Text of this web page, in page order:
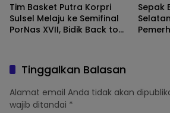
Tim Basket Putra Korpri
Sulsel Melaju ke Semifinal
PorNas XVII, Bidik Back to
Sepak
Tinggalkan Balasan
Alamat email Anda tidak akan
wajib ditandai *